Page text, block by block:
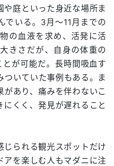
庭といった身近な場所ま
でいる。3月～11月までの
の血液を求め、活発に活
きさだが、自身の体重の
が可能だ。長時間吸血す
ついていた事例もある。ま
あり、痛みを伴わないこ
くく、発見が遅れること
じられる観光スポットだけ
を楽しむ人もマダニに注